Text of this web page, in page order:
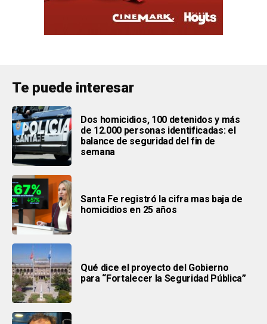
Te puede interesar
Dos homicidios, 100 detenidos y más
de 12.000 personas identificadas: el
balance de seguridad del fin de
semana
Santa Fe registró la cifra mas baja de
homicidios en 25 años
Qué dice el proyecto del Gobierno
para “Fortalecer la Seguridad Pública”